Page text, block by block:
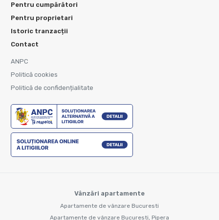
Pentru cumpărători
Pentru proprietari
Istoric tranzacții
Contact
ANPC
Politică cookies
Politică de confidențialitate
Vânzări apartamente
Apartamente de vânzare Bucuresti
Apartamente de vânzare Bucuresti, Pipera